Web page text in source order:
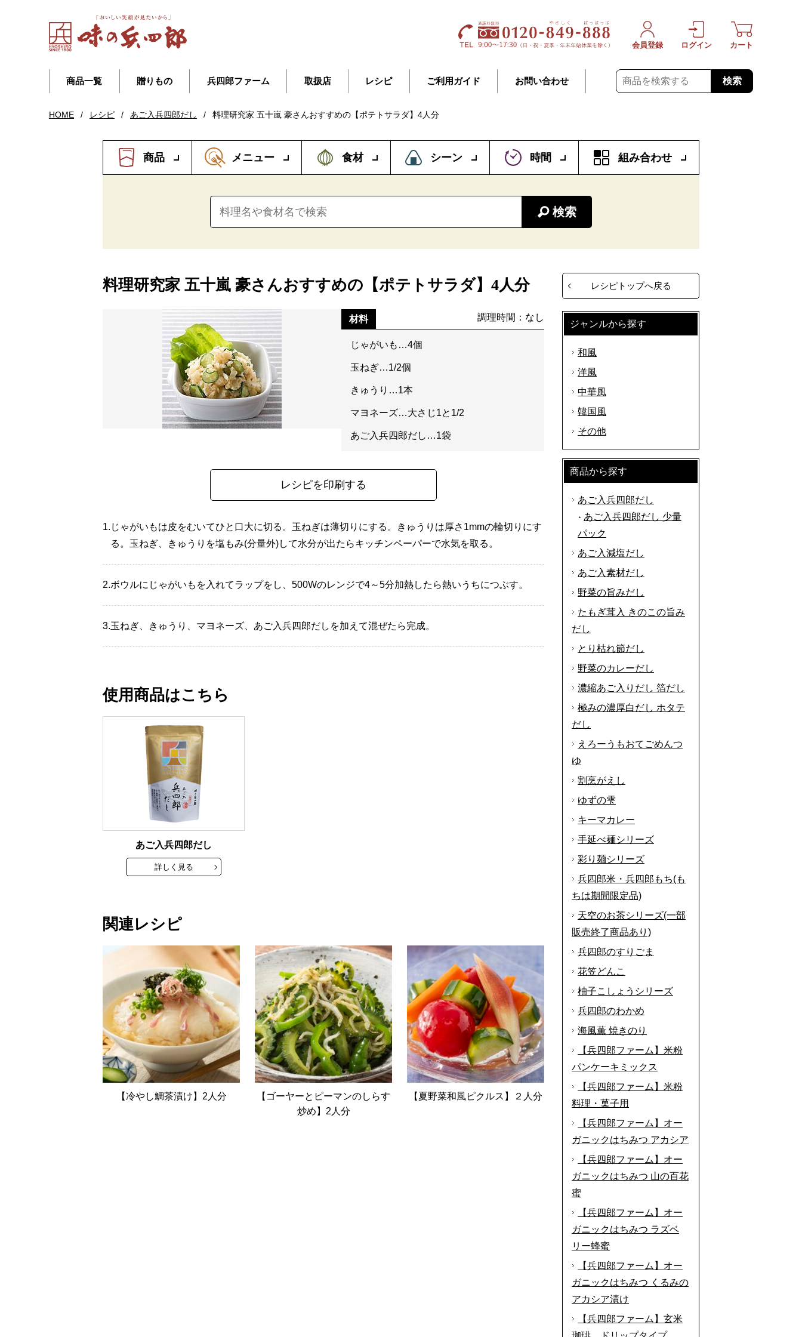
商品一覧 贈りもの 兵四郎ファーム 取扱店 レシピ ご利用ガイド お問い合わせ 検索
会員登録 ログイン カート
HOME / レシピ / あご入兵四郎だし / 料理研究家 五十嵐 豪さんおすすめの【ポテトサラダ】4人分
商品 メニュー 食材 シーン 時間 組み合わせ
検索
料理研究家 五十嵐 豪さんおすすめの【ポテトサラダ】4人分
材料 調理時間：なし
じゃがいも…4個
玉ねぎ…1/2個
きゅうり…1本
マヨネーズ…大さじ1と1/2
あご入兵四郎だし…1袋
レシピを印刷する
1. じゃがいもは皮をむいてひと口大に切る。玉ねぎは薄切りにする。きゅうりは厚さ1mmの輪切りにす
る。玉ねぎ、きゅうりを塩もみ(分量外)して水分が出たらキッチンペーパーで水気を取る。
2.ボウルにじゃがいもを入れてラップをし、500Wのレンジで4～5分加熱したら熱いうちにつぶす。
3.玉ねぎ、きゅうり、マヨネーズ、あご入兵四郎だしを加えて混ぜたら完成。
使用商品はこちら
あご入兵四郎だし
詳しく見る
関連レシピ
【冷やし鯛茶漬け】2人分
【ゴーヤーとピーマンのしらす
炒め】2人分
【夏野菜和風ピクルス】２人分
レシピトップへ戻る
ジャンルから探す
和風
洋風
中華風
韓国風
その他
商品から探す
あご入兵四郎だし
あご入兵四郎だし 少量
パック
あご入減塩だし
あご入素材だし
野菜の旨みだし
たもぎ茸入 きのこの旨み
だし
とり枯れ節だし
野菜のカレーだし
濃縮あご入りだし 箔だし
極みの濃厚白だし ホタテ
だし
えろーうもおてごめんつ
ゆ
割烹がえし
ゆずの雫
キーマカレー
手延べ麺シリーズ
彩り麺シリーズ
兵四郎米・兵四郎もち(も
ちは期間限定品)
天空のお茶シリーズ(一部
販売終了商品あり)
兵四郎のすりごま
花笠どんこ
柚子こしょうシリーズ
兵四郎のわかめ
海風薫 焼きのり
【兵四郎ファーム】米粉
パンケーキミックス
【兵四郎ファーム】米粉
料理・菓子用
【兵四郎ファーム】オー
ガニックはちみつ アカシア
【兵四郎ファーム】オー
ガニックはちみつ 山の百花
蜜
【兵四郎ファーム】オー
ガニックはちみつ ラズベ
リー蜂蜜
【兵四郎ファーム】オー
ガニックはちみつ くるみの
アカシア漬け
【兵四郎ファーム】玄米